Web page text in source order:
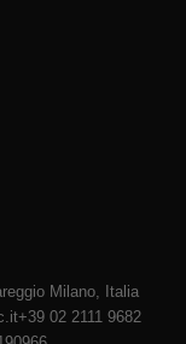
Milano , Italia
+39 02 2111 9682